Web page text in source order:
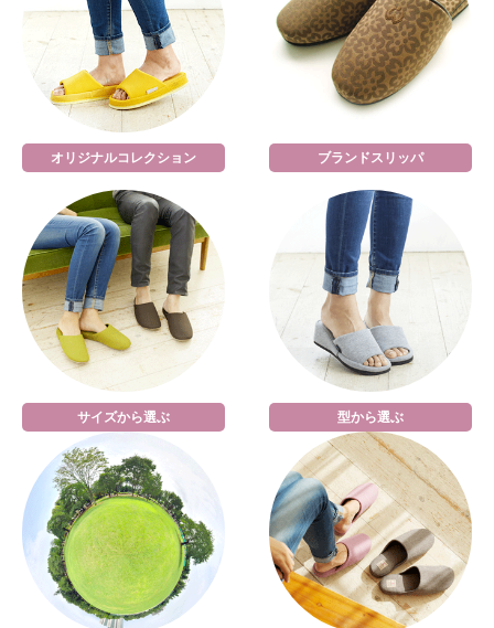
オリジナルコレクション ブランドスリッパ
サイズから選ぶ 型から選ぶ